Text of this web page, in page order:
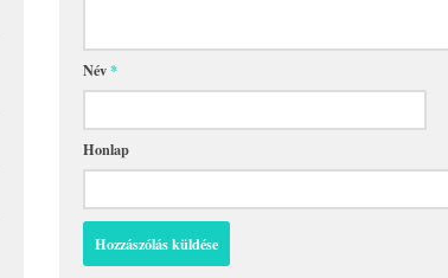
Név*
Honlap